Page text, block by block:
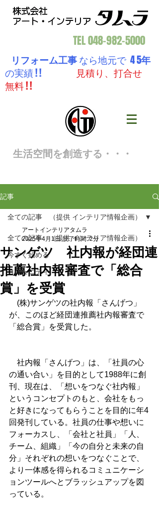
TEL048-982-5000
リフォーム工事なら地元で 4 5年
の実績 ! !
見積り、打合せ
無料 ! !
生活空間を創造する・・・
記事
全ての記事 （提供 インテリア情報企画）
今すぐ始める
コミュニティ
全ての記事 （提供 インテリア情報企画）
サンゲツ 社内報が経団連
推薦社内報審査で「総合
賞」を受賞
アートインテリアタムラ
2025年4月1日 読了時間: 2分
(株)サンゲツの社内報「さんげつ」
が、このほど経団連推薦社内報審査で
「総合賞」を受賞した。
社内報「さんげつ」は、「社員の心
の通い合い」を目的として1988年に創
刊、現在は、「想いをつなぐ社内報」
というコンセプトのもと、会社をもっ
と好きになってもらうことを目的に年4
回発刊している。社員の仕事や想いに
フォーカスし、「会社と社員」「人、
チーム、組織」「今の自分と未来の自
分」それぞれの想いをつなぐことで、
より一体感を得られるコミュニケーシ
ョンツールへとブラッシュアップを図
っている。